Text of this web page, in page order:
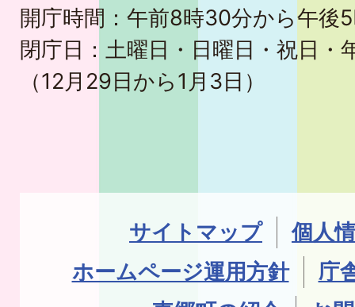
開庁時間：午前8時30分から午後
閉庁日：土曜日・日曜日・祝日・
（12月29日から1月3日）
サイトマップ
個人
ホームページ運用方針
庁